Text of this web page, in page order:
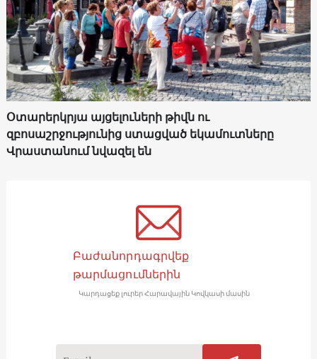
Օտարերկրյա այցելուների թիվն ու
զբոսաշրջությունից ստացված եկամուտները
Վրաստանում նվազել են
Բաժանորդագրվեք
թարմացումներին
Կարդացեք լուրեր Հարավային Կովկասի մասին